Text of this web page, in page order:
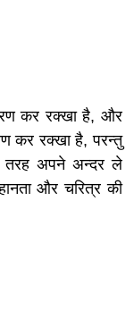
कर रक्खा है, और
कर रक्खा है, परन्तु
तरह अपने अन्दर ले
और चरित्र की